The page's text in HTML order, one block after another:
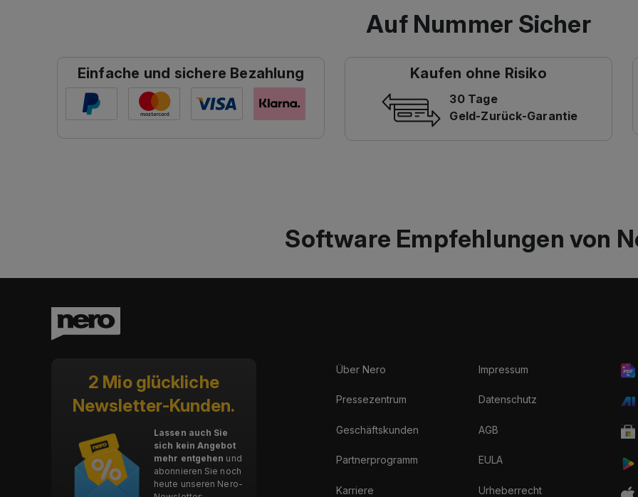
Auf Nummer Sicher
Einfache und sichere Bezahlung Kaufen ohne Risiko
30 Tage
Geld-Zurück-Garantie
Software Empfehlungen von
2 Mio glückliche
Newsletter-Kunden.
Lassen auch Sie
sich kein Angebot
mehr entgehen und
abonnieren Sie noch
heute unseren Nero-
Über Nero
Pressezentrum
Geschäftskunden
Partnerprogramm
Karriere
Impressum
Datenschutz
AGB
EULA
Urheberrecht